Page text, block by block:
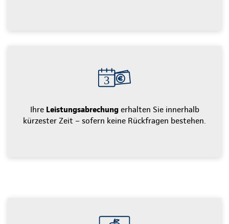
Ihre Leistungsabrechungerhalten Sie innerhalb
kürzester Zeit – sofern keine Rückfragen bestehen.